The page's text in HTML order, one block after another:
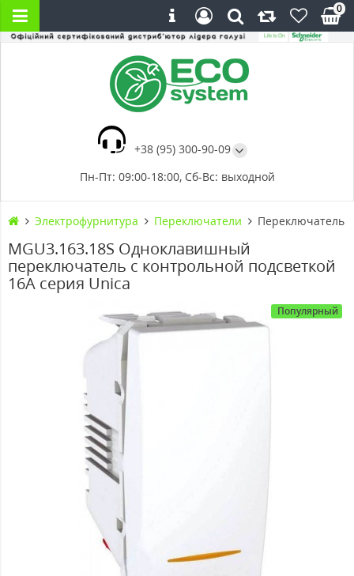
+38 (95) 300-90-09
Пн-Пт: 09:00-18:00, Сб-Вс: выходной
0
Электрофурнитура Переключатели Переключатель
MGU3.163.18S Одноклавишный
переключатель с контрольной подсветкой
16А серия Unica
Популярный